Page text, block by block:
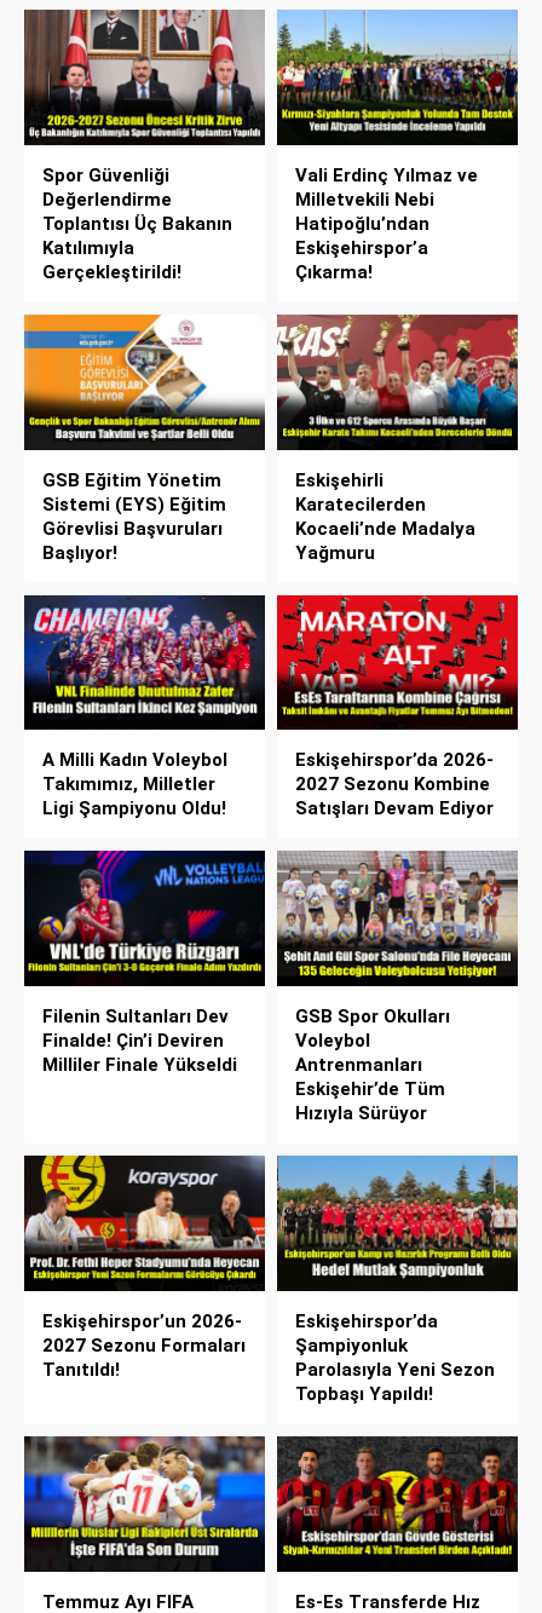
Spor Güvenliği
Değerlendirme
Toplantısı Üç Bakanın
Katılımıyla
Gerçekleştirildi!
Vali Erdinç Yılmaz ve
Milletvekili Nebi
Hatipoğlu’ndan
Eskişehirspor’a
Çıkarma!
GSB Eğitim Yönetim
Sistemi (EYS) Eğitim
Görevlisi Başvuruları
Başlıyor!
Eskişehirli
Karatecilerden
Kocaeli’nde Madalya
Yağmuru
A Milli Kadın Voleybol
Takımımız, Milletler
Ligi Şampiyonu Oldu!
Eskişehirspor’da 2026-
2027 Sezonu Kombine
Satışları Devam Ediyor
Filenin Sultanları Dev
Finalde! Çin’i Deviren
Milliler Finale Yükseldi
GSB Spor Okulları
Voleybol
Antrenmanları
Eskişehir’de Tüm
Hızıyla Sürüyor
Eskişehirspor’un 2026-
2027 Sezonu Formaları
Tanıtıldı!
Eskişehirspor’da
Şampiyonluk
Parolasıyla Yeni Sezon
Topbaşı Yapıldı!
Temmuz Ayı FIFA
Es-Es Transferde Hız